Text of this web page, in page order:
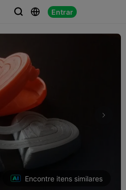
  Entrar
 
Encontre itens similares